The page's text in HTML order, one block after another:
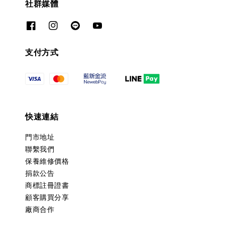
社群媒體
支付方式
快速連結
門市地址
聯繫我們
保養維修價格
捐款公告
商標註冊證書
顧客購買分享
廠商合作